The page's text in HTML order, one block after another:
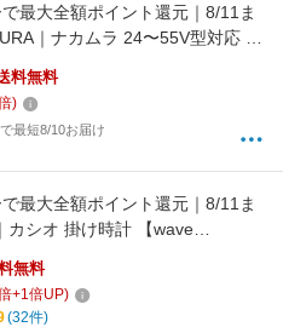
で最大全額ポイント還元｜8/11ま
｜ナカムラ 24〜55V型対応 テ
A2 ハイタイプ ウォールナ
料無料
)
最短8/10お届け
で最大全額ポイント還元｜8/11ま
カシオ 掛け時計 【wave
ブセプター）】 メタリックブラ
[電波自動受信機能有]
無料
+1倍UP)
(32件)